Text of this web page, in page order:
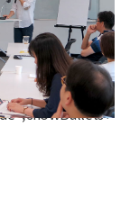
showBullets :